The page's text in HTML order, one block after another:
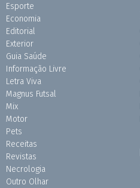
Esporte
Economia
Editorial
Exterior
Guia Saúde
Informação Livre
Letra Viva
Magnus Futsal
Mix
Motor
Pets
Receitas
Revistas
Necrologia
Outro Olhar